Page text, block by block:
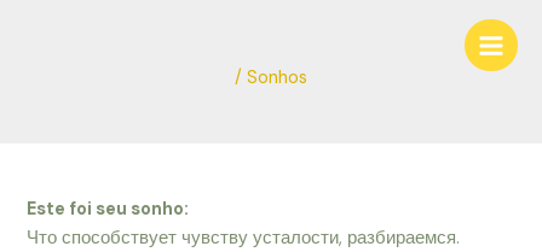
Main
/ Sonhos
Este foi seu sonho:
Что способствует чувству усталости, разбираемся.